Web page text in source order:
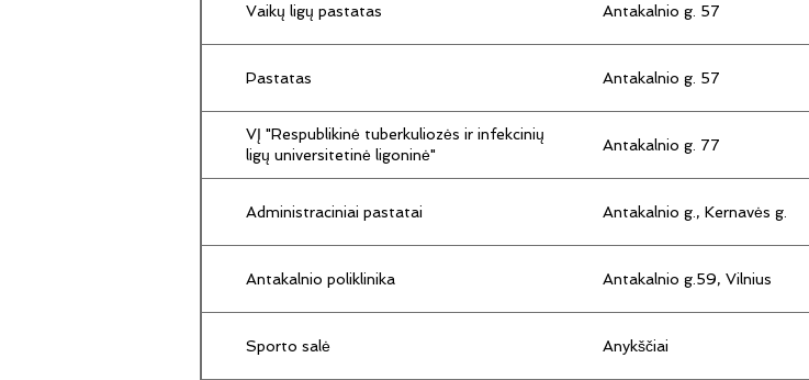
Vaikų ligų pastatas Antakalnio g. 57
Pastatas Antakalnio g. 57
VĮ "Respublikinė tuberkuliozės ir infekcinių
ligų universitetinė ligoninė"
Antakalnio g. 77
Administraciniai pastatai Antakalnio g., Kernavės g.
Antakalnio poliklinika Antakalnio g.59, Vilnius
Sporto salė Anykščiai